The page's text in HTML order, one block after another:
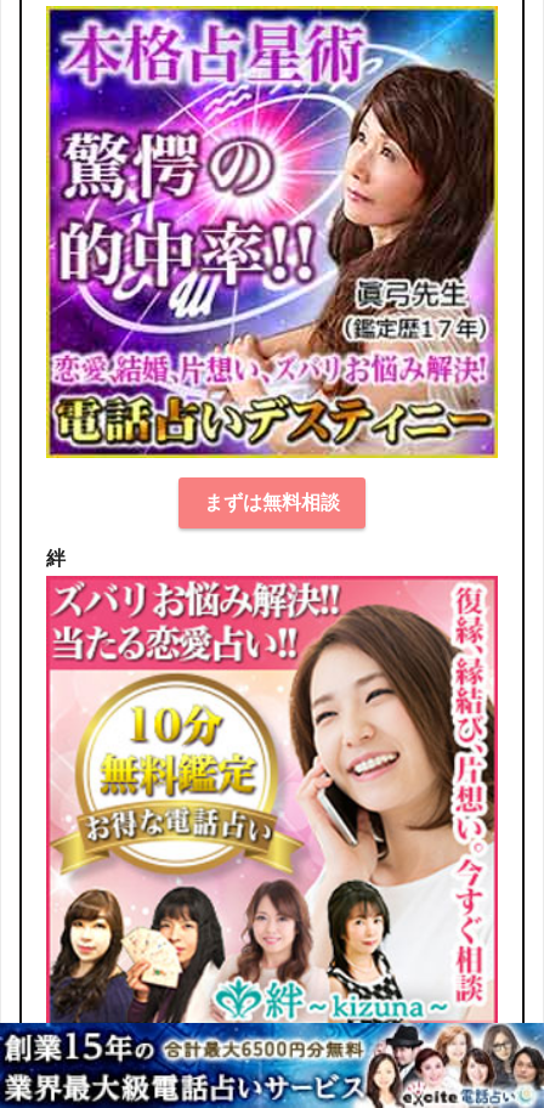
まずは無料相談
絆
まずは無料相談